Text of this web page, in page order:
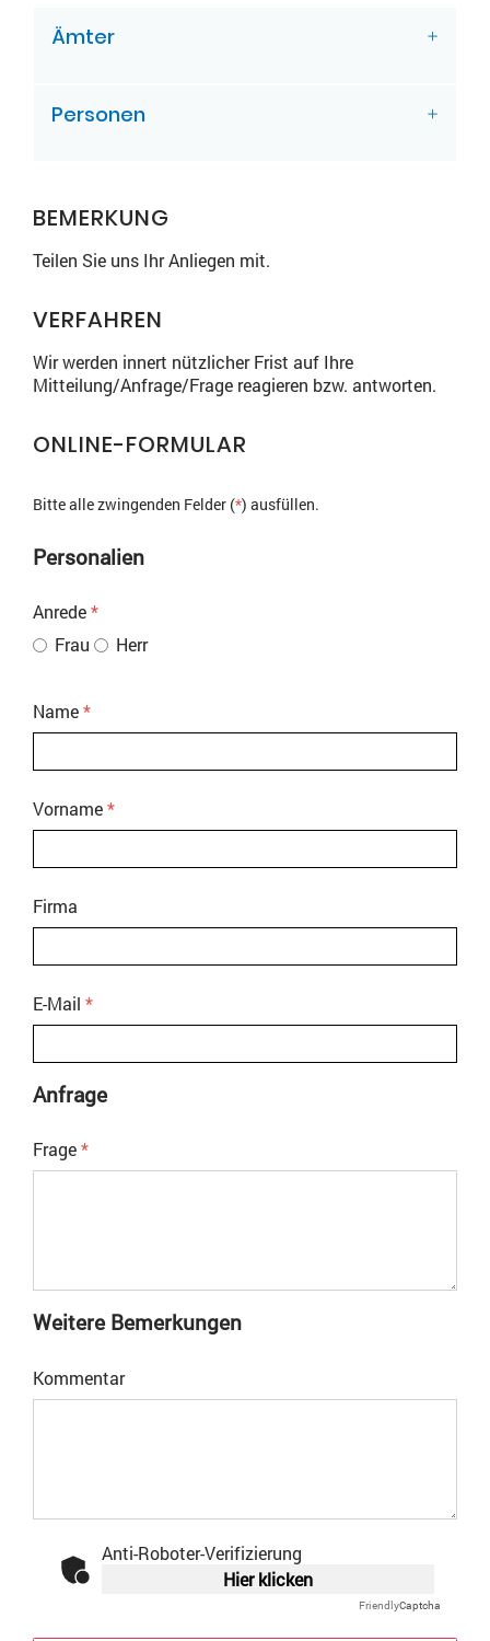
Ämter
Personen
BEMERKUNG
Teilen Sie uns Ihr Anliegen mit.
VERFAHREN
Wir werden innert nützlicher Frist auf Ihre
Mitteilung/Anfrage/Frage reagieren bzw. antworten.
ONLINE-FORMULAR
Bitte alle zwingenden Felder (*) ausfüllen.
Personalien
Anrede*
Frau
Herr
Name*
Vorname*
Firma
E-Mail *
Anfrage
Frage*
Weitere Bemerkungen
Kommentar
Anti-Roboter-Verifizierung
Hier klicken
FriendlyCaptcha